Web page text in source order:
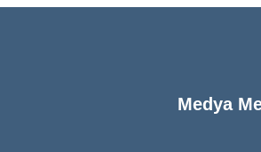
Medya